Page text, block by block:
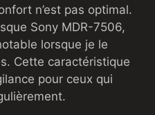
n’est pas optimal.
Sony MDR-7506,
lorsque je le
Cette caractéristique
pour ceux qui